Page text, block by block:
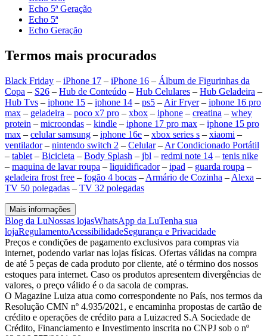
Echo 5ª Geração
Echo 5ª
Echo Geração
Termos mais procurados
Black Friday – iPhone 17 – iPhone 16 – Álbum de Figurinhas da
Copa – S26 – Hub de Conteúdo – Hub Celulares – Hub Geladeira –
Hub Tvs – iphone 15 – iphone 14 – ps5 – Air Fryer– iphone 16 pro
max – geladeira – poco x7 pro – xbox – iphone – creatina – whey
protein – microondas – kindle – iphone 17 pro max – iphone 15 pro
max – celular samsung – iphone 16e – xbox series s – xiaomi –
ventilador– nintendo switch 2 – Celular– Ar Condicionado Portátil
– tablet – Bicicleta – Body Splash – jbl – redmi note 14 – tenis nike
– maquina de lavar roupa – liquidificador– ipad – guarda roupa –
geladeira frost free – fogão 4 bocas – Armário de Cozinha – Alexa –
TV 50 polegadas – TV 32 polegadas
Mais informações
Blog da LuNossas lojasWhatsApp da LuTenha sua
lojaRegulamentoAcessibilidadeSegurança e Privacidade
Preços e condições de pagamento exclusivos para compras via
internet, podendo variar nas lojas físicas. Ofertas válidas na compra
de até 5 peças de cada produto por cliente, até o término dos nossos
estoques para internet. Caso os produtos apresentem divergências de
valores, o preço válido é o da sacola de compras.
O Magazine Luiza atua como correspondente no País, nos termos da
Resolução CMN nº 4.935/2021, e encaminha propostas de cartão de
crédito e operações de crédito para a Luizacred S.A Sociedade de
Crédito, Financiamento e Investimento inscrita no CNPJ sob o nº